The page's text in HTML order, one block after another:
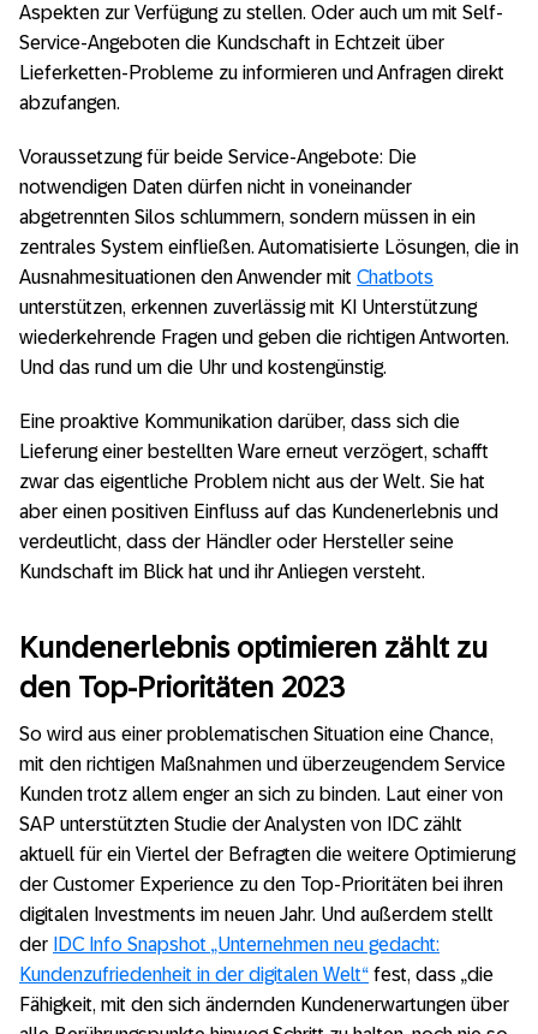
Aspekten zur Verfügung zu stellen. Oder auch um mit Self-
Service-Angeboten die Kundschaft in Echtzeit über
Lieferketten-Probleme zu informieren und Anfragen direkt
abzufangen.
Voraussetzung für beide Service-Angebote: Die
notwendigen Daten dürfen nicht in voneinander
abgetrennten Silos schlummern, sondern müssen in ein
zentrales System einfließen. Automatisierte Lösungen, die in
Ausnahmesituationen den Anwender mit Chatbots
unterstützen, erkennen zuverlässig mit KI Unterstützung
wiederkehrende Fragen und geben die richtigen Antworten.
Und das rund um die Uhr und kostengünstig.
Eine proaktive Kommunikation darüber, dass sich die
Lieferung einer bestellten Ware erneut verzögert, schafft
zwar das eigentliche Problem nicht aus der Welt. Sie hat
aber einen positiven Einfluss auf das Kundenerlebnis und
verdeutlicht, dass der Händler oder Hersteller seine
Kundschaft im Blick hat und ihr Anliegen versteht.
Kundenerlebnis optimieren zählt zu
den Top-Prioritäten 2023
So wird aus einer problematischen Situation eine Chance,
mit den richtigen Maßnahmen und überzeugendem Service
Kunden trotz allem enger an sich zu binden. Laut einer von
SAP unterstützten Studie der Analysten von IDC zählt
aktuell für ein Viertel der Befragten die weitere Optimierung
der Customer Experience zu den Top-Prioritäten bei ihren
digitalen Investments im neuen Jahr. Und außerdem stellt
der
IDC Info Snapshot „Unternehmen neu gedacht:
Kundenzufriedenheit in der digitalen Welt“ fest, dass „die
Fähigkeit, mit den sich ändernden Kundenerwartungen über